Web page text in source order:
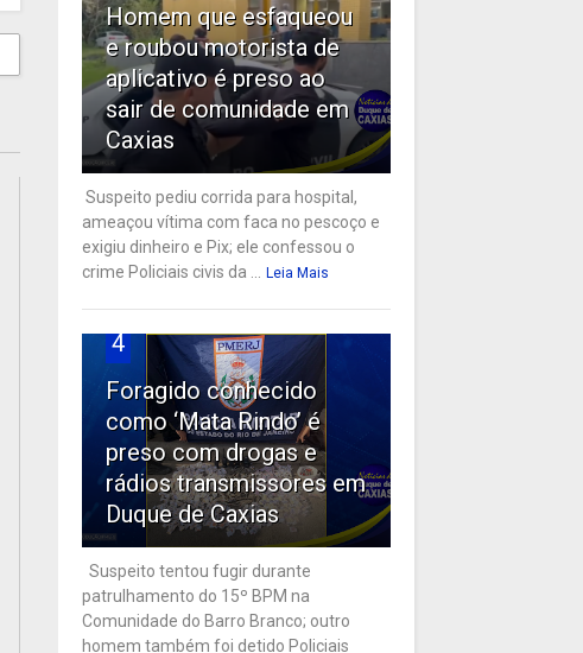
Homem que esfaqueou
e roubou motorista de
aplicativo é preso ao
sair de comunidade em
Caxias
Suspeito pediu corrida para hospital,
ameaçou vítima com faca no pescoço e
exigiu dinheiro e Pix; ele confessou o
crime Policiais civis da ...
Leia Mais
4
Foragido conhecido
como ‘Mata Rindo’ é
preso com drogas e
rádios transmissores em
Duque de Caxias
Suspeito tentou fugir durante
patrulhamento do 15º BPM na
Comunidade do Barro Branco; outro
homem também foi detido Policiais